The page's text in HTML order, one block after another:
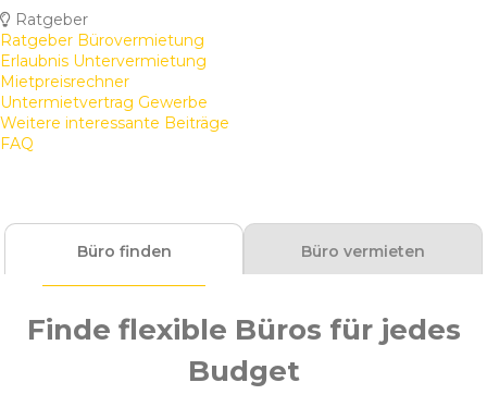
Ratgeber
Ratgeber Bürovermietung
Erlaubnis Untervermietung
Mietpreisrechner
Untermietvertrag Gewerbe
Weitere interessante Beiträge
FAQ
Büro finden Büro vermieten
Finde flexible Büros für jedes
Budget